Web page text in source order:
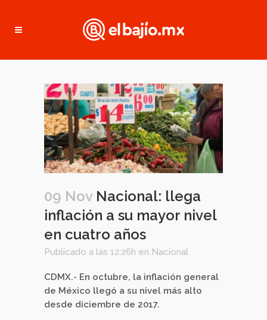
09 NovNacional: llega
inflación a su mayor nivel
en cuatro años
Publicado a las 12:26h en Nacional
CDMX.- En octubre, la inflación general
de México llegó a su nivel más alto
desde diciembre de 2017.